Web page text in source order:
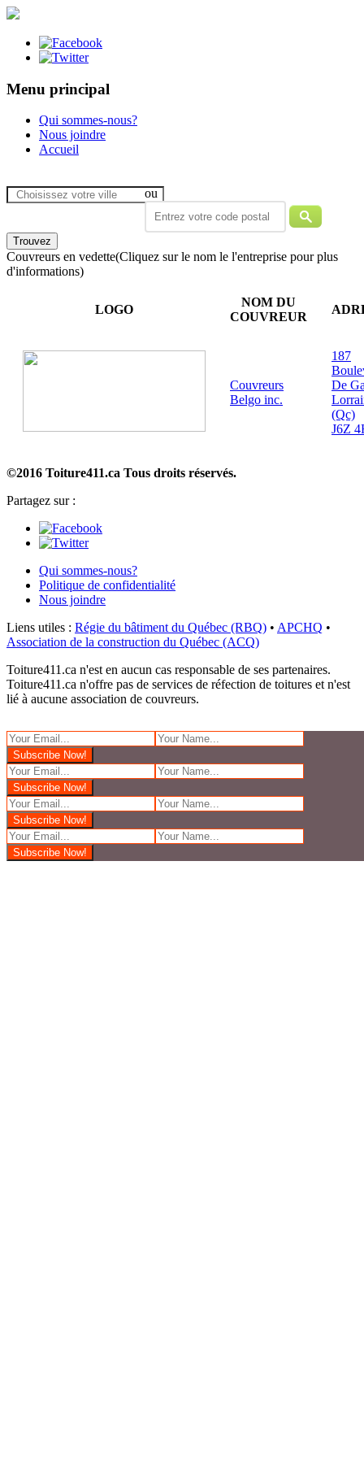
Menu principal
Qui sommes-nous?
Nous joindre
Accueil
ou
Couvreurs en vedette(Cliquez sur le nom le l'entreprise pour plus
d'informations)
LOGO
NOM DU
COUVREUR
Couvreurs
Belgo inc.
187
De
(Qc)
J6Z
©2016 Toiture411.ca Tous droits réservés.
Partagez sur :
Qui sommes-nous?
Politique de confidentialité
Nous joindre
Liens utiles : Régie du bâtiment du Québec (RBQ) • APCHQ •
Association de la construction du Québec (ACQ)
Toiture411.ca n'est en aucun cas responsable de ses partenaires.
Toiture411.ca n'offre pas de services de réfection de toitures et n'est
lié à aucune association de couvreurs.